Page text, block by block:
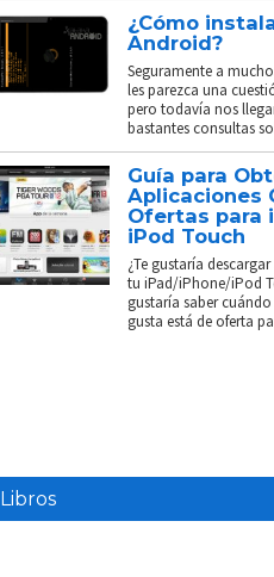
¿Cómo
Android?
Seguramente a
les parezca una
pero todavía nos
bastantes consultas
Guía para
Aplicaciones
Ofertas para
iPod Touch
¿Te gustaría
tu iPad/iPhone/iPod
gustaría saber
gusta está de oferta
Libros